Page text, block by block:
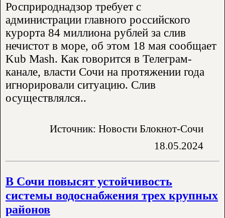
Росприроднадзор требует с
администрации главного российского
курорта 84 миллиона рублей за слив
нечистот в море, об этом 18 мая сообщает
Kub Mash. Как говорится в Телеграм-
канале, власти Сочи на протяжении года
игнорировали ситуацию. Слив
осуществлялся..
Источник: Новости Блокнот-Сочи
18.05.2024
В Сочи повысят устойчивость
системы водоснабжения трех крупных
районов